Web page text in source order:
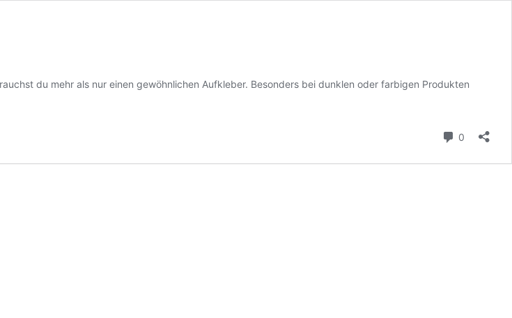
du mehr als nur einen gewöhnlichen Aufkleber. Besonders bei dunklen oder farbigen Produkten
0